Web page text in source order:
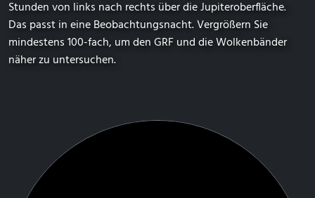
Stunden von links nach rechts über die Jupiteroberfläche.
Das passt in eine Beobachtungsnacht. Vergrößern Sie
mindestens 100-fach, um den GRF und die Wolkenbänder
näher zu untersuchen.